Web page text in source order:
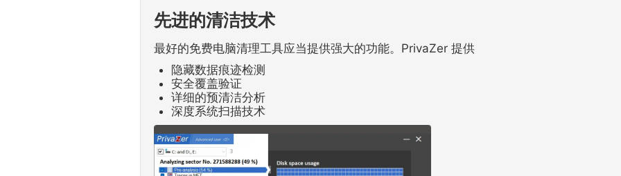
先进的清洁技术
最好的免费电脑清理工具应当提供强大的功能。PrivaZer 提供
隐藏数据痕迹检测
安全覆盖验证
详细的预清洁分析
深度系统扫描技术